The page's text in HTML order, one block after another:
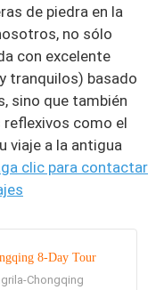
de piedra en la
no sólo
con excelente
tranquilos) basado
sino que también
como el
viaje a la antigua
clic para contactar
8-Day Tour
Chongqing